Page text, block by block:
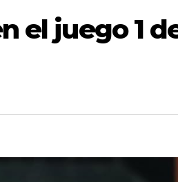
el juego 1